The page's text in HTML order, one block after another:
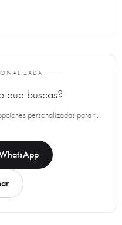
que buscas?
personalizadas para ti.